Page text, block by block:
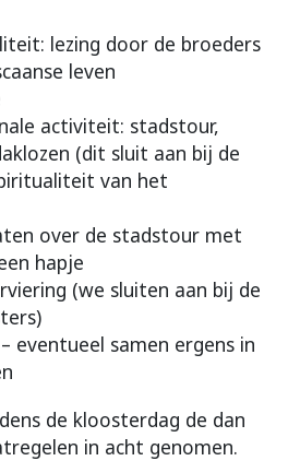
lezing door de broeders
leven
activiteit: stadstour,
(dit sluit aan bij de
van het
over de stadstour met
hapje
(we sluiten aan bij de
eventueel samen ergens in
de kloosterdag de dan
in acht genomen.